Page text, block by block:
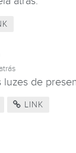
luzes de
LINK